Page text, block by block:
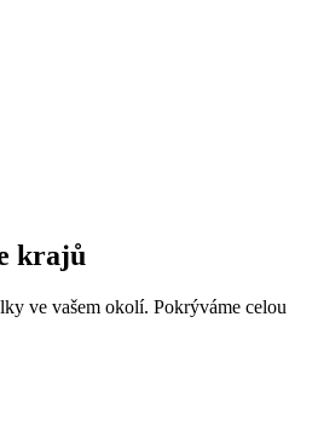
krajů
ve vašem okolí. Pokrýváme celou